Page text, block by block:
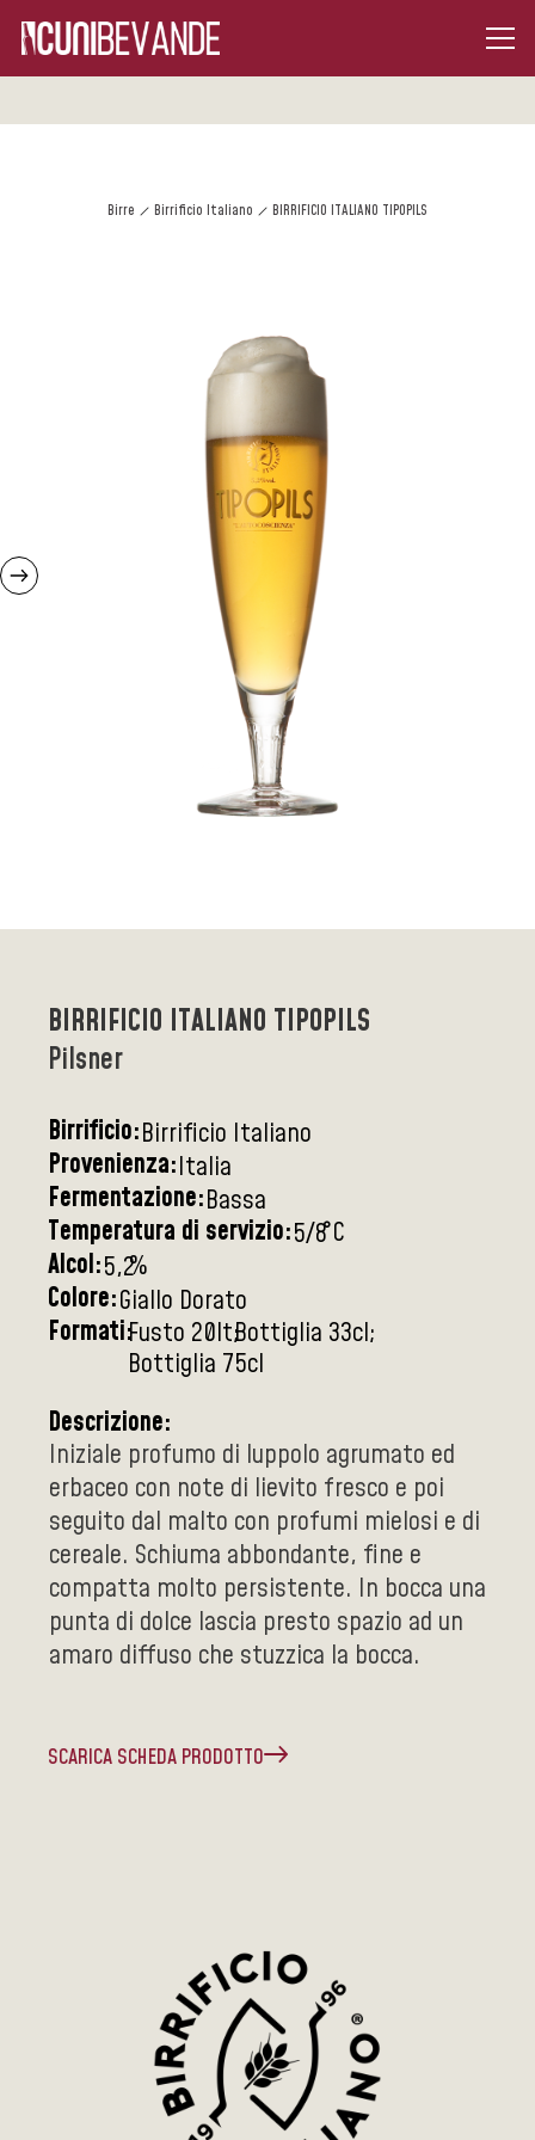
Birre Birrificio Italiano BIRRIFICIO ITALIANO TIPOPILS
BIRRIFICIO ITALIANO TIPOPILS
Pilsner
Birrificio:Birrificio Italiano
Provenienza:Italia
Fermentazione:Bassa
Temperatura di servizio:5/8°C
Alcol:5,2%
Colore:Giallo Dorato
Formati:Fusto 20ltBottiglia 33cl
Bottiglia 75cl
Descrizione:
Iniziale profumo di luppolo agrumato ed
erbaceo con note di lievito fresco e poi
seguito dal malto con profumi mielosi e di
cereale. Schiuma abbondante, fine e
compatta molto persistente. In bocca una
punta di dolce lascia presto spazio ad un
amaro diffuso che stuzzica la bocca.
SCARICA SCHEDA PRODOTTO